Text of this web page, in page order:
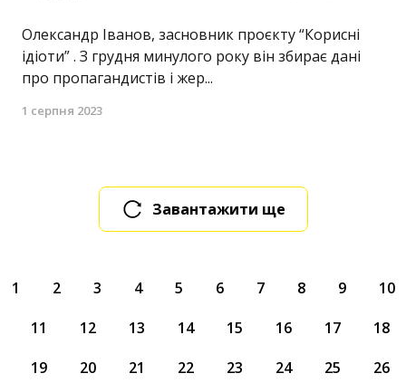
Олександр Іванов, засновник проєкту “Корисні
ідіоти” . З грудня минулого року він збирає дані
про пропагандистів і жер...
1 серпня 2023
Завантажити ще
1 2 3 4 5 6 7 8 9
10
11
12 13 14 15 16 17
18
19
20 21 22 23 24 25
26